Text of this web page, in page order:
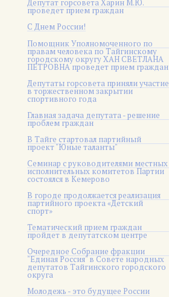
Депутат горсовета Харин М.Ю.
проведет прием граждан
С Днем России!
Помощник Уполномоченного по
правам человека по Тайгинскому
городскому округу ХАН СВЕТЛАНА
ПЕТРОВНА проведет прием граждан
Депутаты горсовета приняли участие
в торжественном закрытии
спортивного года
Главная задача депутата - решение
проблем граждан
В Тайге стартовал партийный
проект "Юные таланты"
Семинар с руководителями местных
исполнительных комитетов Партии
состоялся в Кемерово
В городе продолжается реализация
партийного проекта «Детский
спорт»
Тематический прием граждан
пройдет в депутатском центре
Очередное Собрание фракции
"Единая Россия" в Совете народных
депутатов Тайгинского городского
округа
Молодежь - это будущее России